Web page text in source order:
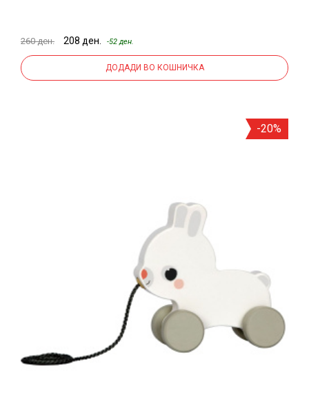
260 ден. 208 ден. -52 ден.
ДОДАДИ ВО КОШНИЧКА
-20%